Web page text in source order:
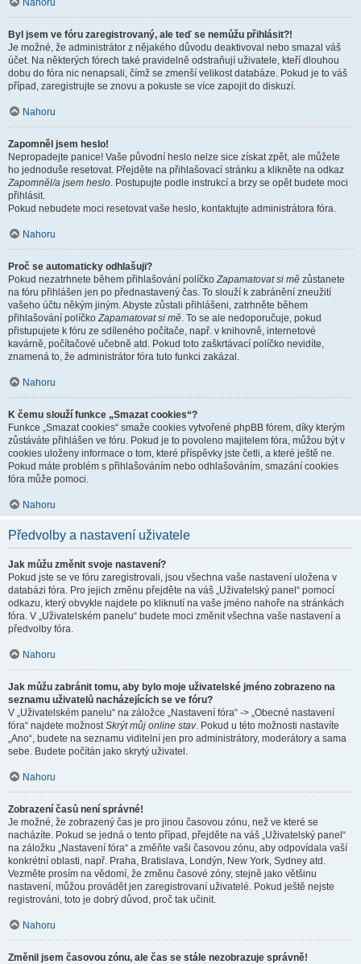
Nahoru
Byl jsem ve fóru zaregistrovaný, ale teď se nemůžu přihlásit?!
Je možné, že administrátor z nějakého důvodu deaktivoval nebo smazal váš
účet. Na některých fórech také pravidelně odstraňují uživatele, kteří dlouhou
dobu do fóra nic nenapsali, čímž se zmenší velikost databáze. Pokud je to váš
případ, zaregistrujte se znovu a pokuste se více zapojit do diskuzí.
Nahoru
Zapomněl jsem heslo!
Nepropadejte panice! Vaše původní heslo nelze sice získat zpět, ale můžete
ho jednoduše resetovat. Přejděte na přihlašovací stránku a klikněte na odkaz
Zapomněl/a jsem heslo. Postupujte podle instrukcí a brzy se opět budete moci
přihlásit.
Pokud nebudete moci resetovat vaše heslo, kontaktujte administrátora fóra.
Nahoru
Proč se automaticky odhlašuji?
Pokud nezatrhnete během přihlašování políčkoZapamatovat si mě zůstanete
na fóru přihlášen jen po přednastavený čas. To slouží k zabránění zneužití
vašeho účtu někým jiným. Abyste zůstali přihlášeni, zatrhněte během
přihlašování políčkoZapamatovat si mě. To se ale nedoporučuje, pokud
přistupujete k fóru ze sdíleného počítače, např. v knihovně, internetové
kavárně, počítačové učebně atd. Pokud toto zaškrtávací políčko nevidíte,
znamená to, že administrátor fóra tuto funkci zakázal.
Nahoru
K čemu slouží funkce „Smazat cookies“?
Funkce „Smazat cookies“ smaže cookies vytvořené phpBB fórem, díky kterým
zůstáváte přihlášen ve fóru. Pokud je to povoleno majitelem fóra, můžou být v
cookies uloženy informace o tom, které příspěvky jste četli, a které ještě ne.
Pokud máte problém s přihlašováním nebo odhlašováním, smazání cookies
fóra může pomoci.
Nahoru
Předvolby a nastavení uživatele
Jak můžu změnit svoje nastavení?
Pokud jste se ve fóru zaregistrovali, jsou všechna vaše nastavení uložena v
databázi fóra. Pro jejich změnu přejděte na váš „Uživatelský panel“ pomocí
odkazu, který obvykle najdete po kliknutí na vaše jméno nahoře na stránkách
fóra. V „Uživatelském panelu“ budete moci změnit všechna vaše nastavení a
předvolby fóra.
Nahoru
Jak můžu zabránit tomu, aby bylo moje uživatelské jméno zobrazeno na
seznamu uživatelů nacházejících se ve fóru?
V „Uživatelském panelu“ na záložce „Nastavení fóra“ -> „Obecné nastavení
fóra“ najdete možnostSkrýt můj online stav. Pokud u této možnosti nastavíte
„Ano“, budete na seznamu viditelní jen pro administrátory, moderátory a sama
sebe. Budete počítán jako skrytý uživatel.
Nahoru
Zobrazení časů není správné!
Je možné, že zobrazený čas je pro jinou časovou zónu, než ve které se
nacházíte. Pokud se jedná o tento případ, přejděte na váš „Uživatelský panel“
na záložku „Nastavení fóra“ a změňte vaši časovou zónu, aby odpovídala vaší
konkrétní oblasti, např. Praha, Bratislava, Londýn, New York, Sydney atd.
Vezměte prosím na vědomí, že změnu časové zóny, stejně jako většinu
nastavení, můžou provádět jen zaregistrovaní uživatelé. Pokud ještě nejste
registrováni, toto je dobrý důvod, proč tak učinit.
Nahoru
Změnil jsem časovou zónu, ale čas se stále nezobrazuje správně!